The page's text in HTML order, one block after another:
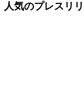
人気のプレスリ